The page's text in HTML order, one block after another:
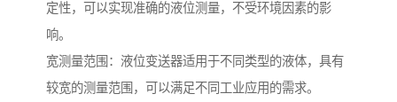
定性，可以实现准确的液位测量，不受环境因素的影
响。
宽测量范围：液位变送器适用于不同类型的液体，具有
较宽的测量范围，可以满足不同工业应用的需求。